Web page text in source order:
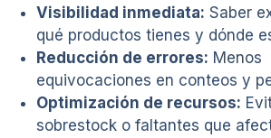
Visibilidad inmediata: Saber
qué productos tienes y dónde
Reducción de errores: Menos
equivocaciones en conteos y
Optimización de recursos:
sobrestock o faltantes que